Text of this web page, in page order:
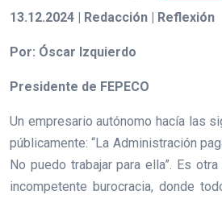
13.12.2024 | Redacción | Reflexión
Por: Óscar Izquierdo
Presidente de FEPECO
Un empresario autónomo hacía las
públicamente: “La Administración
No puedo trabajar para ella”. Es
incompetente burocracia, donde